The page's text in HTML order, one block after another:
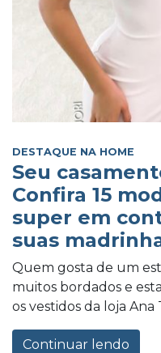
DESTAQUE NA HOME
Seu
Confira 15
super em
suas
Quem gosta de um
muitos bordados e
os vestidos da loja Ana
Continuar lendo